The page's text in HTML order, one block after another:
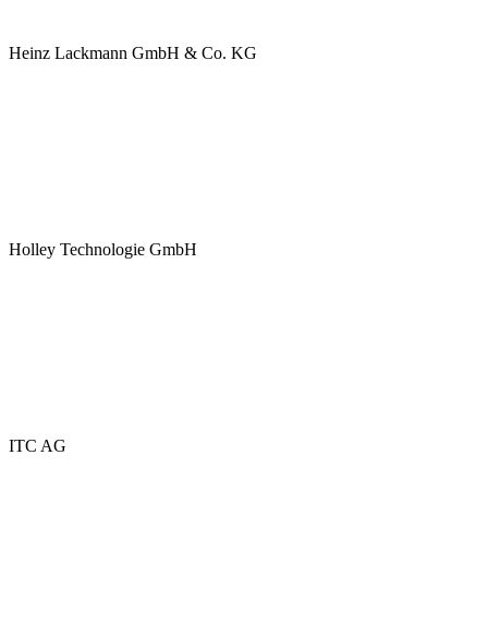
Heinz Lackmann GmbH & Co. KG
Holley Technologie GmbH
ITC AG